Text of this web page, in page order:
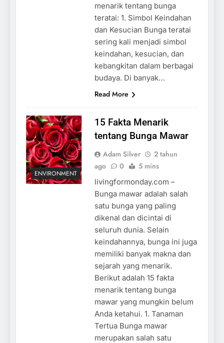
menarik tentang bunga
teratai: 1. Simbol Keindahan
dan Kesucian Bunga teratai
sering kali menjadi simbol
keindahan, kesucian, dan
kebangkitan dalam berbagai
budaya. Di banyak…
Read More
ENVIRONMENT
15 Fakta Menarik
tentang Bunga Mawar
Adam Silver
2 tahun
ago
0 5 mins
livingformonday.com –
Bunga mawar adalah salah
satu bunga yang paling
dikenal dan dicintai di
seluruh dunia. Selain
keindahannya, bunga ini juga
memiliki banyak makna dan
sejarah yang menarik.
Berikut adalah 15 fakta
menarik tentang bunga
mawar yang mungkin belum
Anda ketahui. 1. Tanaman
Tertua Bunga mawar
merupakan salah satu